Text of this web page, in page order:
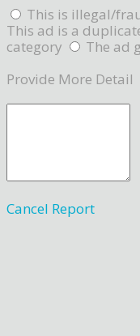
This is illegal/
This ad is a
category
The ad
Provide More Detail
Cancel Report